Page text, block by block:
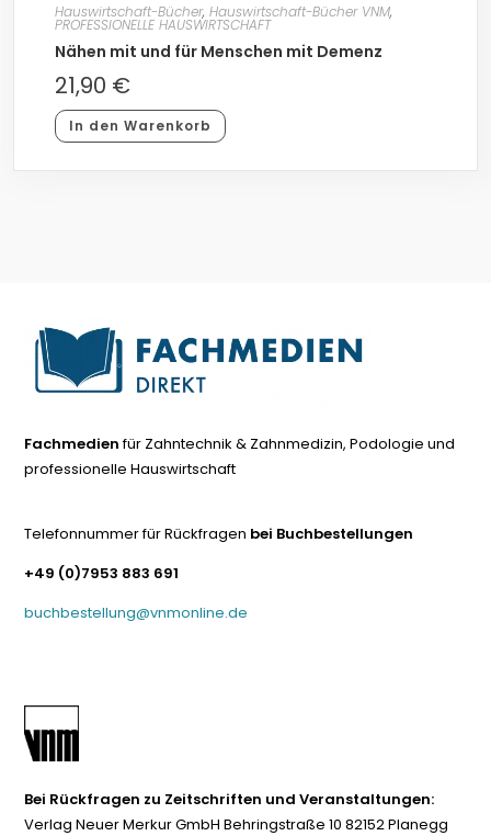
Hauswirtschaft-Bücher, Hauswirtschaft-Bücher VNM,
PROFESSIONELLE HAUSWIRTSCHAFT
Nähen mit und für Menschen mit Demenz
21,90 €
In den Warenkorb
Fachmedienfür Zahntechnik & Zahnmedizin, Podologie und
professionelle Hauswirtschaft
Telefonnummer für Rückfragen bei Buchbestellungen
+49 (0)7953 883 691
buchbestellung@vnmonline.de
Bei Rückfragen zu Zeitschriften und Veranstaltungen:
Verlag Neuer Merkur GmbH Behringstraße 10 82152 Planegg